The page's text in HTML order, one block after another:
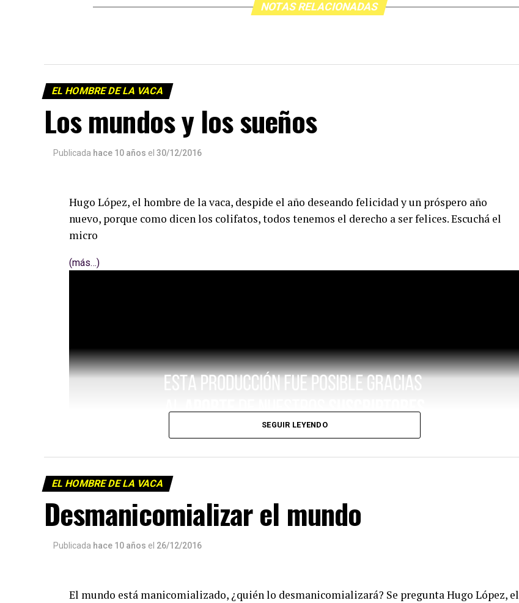
NOTAS RELACIONADAS
EL HOMBRE DE LA VACA
Los mundos y los sueños
Publicada hace 10 años el 30/12/2016
Hugo López, el hombre de la vaca, despide el año deseando felicidad y un próspero año
nuevo, porque como dicen los colifatos, todos tenemos el derecho a ser felices. Escuchá el
micro
(más…)
SEGUIR LEYENDO
EL HOMBRE DE LA VACA
Desmanicomializar el mundo
Publicada hace 10 años el 26/12/2016
El mundo está manicomializado, ¿quién lo desmanicomializará? Se pregunta Hugo López, el